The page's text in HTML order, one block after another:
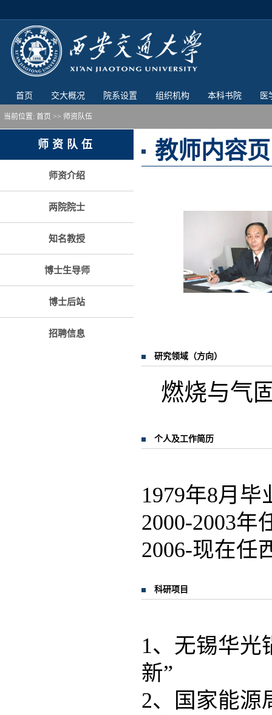
首页 交大概况 院系设置 组织机构 本科书院 医
当前位置: 首页 >> 师资队伍
师资队伍
师资介绍
两院院士
知名教授
博士生导师
博士后站
招聘信息
教师内容页
研究领域（方向）
燃烧与气
个人及工作简历
1979年8月
2000-2003年
2006-现在任
科研项目
1、无锡华光
新”
2、国家能源